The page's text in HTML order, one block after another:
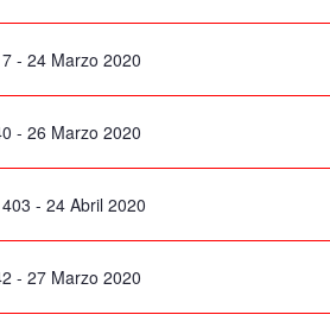
- 24 Marzo 2020
- 26 Marzo 2020
- 24 Abril 2020
- 27 Marzo 2020